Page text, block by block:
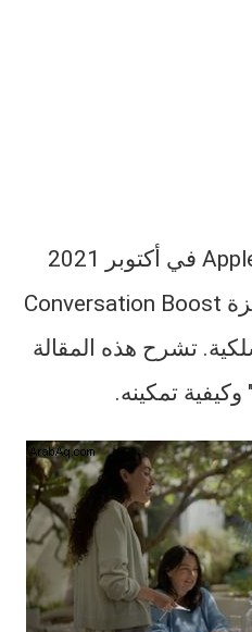
تلقى AirPods Pro من Apple في أكتوبر 2021
تحديثًا للبرنامج يضيف ميزة Conversation Boost
تشرح هذه المقالة
تمكينه.